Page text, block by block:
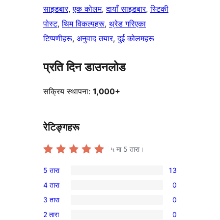
साइडबार, एक कोलम, दायाँ साइडबार, स्टिकी
पोस्ट, थिम विकल्पहरू, थ्रेड गरिएका
टिप्पणीहरू, अनुवाद तयार, दुई कोलमहरू
प्रति दिन डाउनलोड
सक्रिय स्थापना: 1,000+
रेटिङ्गहरू
५ मा 5 तारा।
13
5-
तारा
समीक्षाहरू
5 तारा 13
0
4-
तारा
4 तारा 0
0
3-
3 तारा 0
2 तारा 0